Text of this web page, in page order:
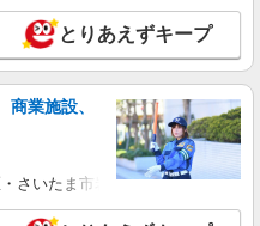
とりあえずキープ
業施設、
さいたま市岩槻区・久喜市・蓮田